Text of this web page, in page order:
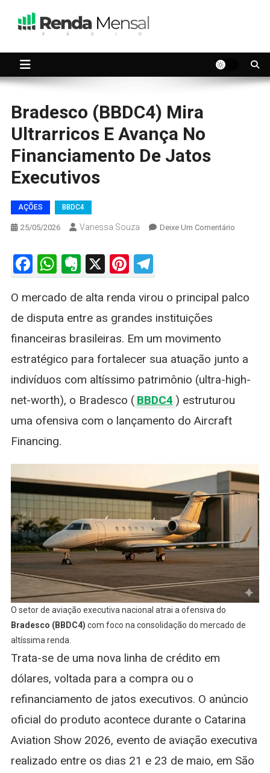
Bradesco (BBDC4) Mira
Ultrarricos E Avança No
Financiamento De Jatos
Executivos
AÇÕES BBDC4
25/05/2026 Vanessa Souza Deixe Um ComentárioOn
E
Jatos
Facebook
WhatsApp
Evernote
X Pinterest
Telegram
O mercado de alta renda virou o principal palco
de disputa entre as grandes instituições
financeiras brasileiras. Em um movimento
estratégico para fortalecer sua atuação junto a
indivíduos com altíssimo patrimônio (ultra-high-
net-worth), o Bradesco ( BBDC4 ) estruturou
uma ofensiva com o lançamento do Aircraft
Financing.
O setor de aviação executiva nacional atrai a ofensiva do
Bradesco (BBDC4) com foco na consolidação do mercado de
altíssima renda.
Trata-se de uma nova linha de crédito em
dólares, voltada para a compra ou o
refinanciamento de jatos executivos. O anúncio
oficial do produto acontece durante o Catarina
Aviation Show 2026, evento de aviação executiva
realizado entre os dias 21 e 23 de maio, em São